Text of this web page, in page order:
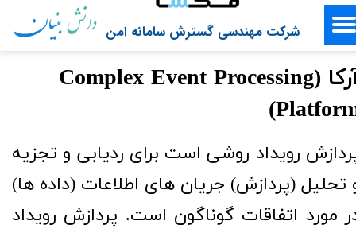
شرکت مهندسی گسترش سامانه امن
آرکا (Complex Event Processing
رویداد روشی است برای ردیابی و تجزیه
تحلیل (پردازش) جریان های اطلاعات (داده ها)
مورد اتفاقات گوناگون است. پردازش رویداد